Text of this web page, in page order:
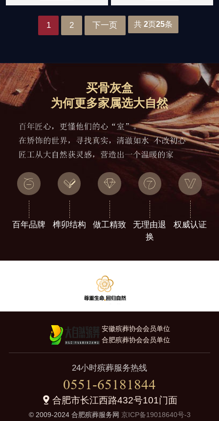
1 2 下一页 共2页25条
买骨灰盒
为何更多家属选大自然
百年品牌 榫卯结构 做工精致
无理由退
换
权威认证
安徽殡葬协会会员单位
合肥殡葬协会会员单位
24小时殡葬服务热线
0551-65181844
合肥市长江西路432号101门面
© 2009-2024 合肥殡葬服务网 京ICP备19018640号-3